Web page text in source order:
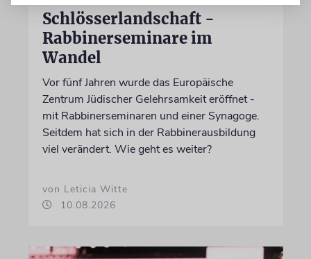
Schlösserlandschaft -
Rabbinerseminare im
Wandel
Vor fünf Jahren wurde das Europäische
Zentrum Jüdischer Gelehrsamkeit eröffnet -
mit Rabbinerseminaren und einer Synagoge.
Seitdem hat sich in der Rabbinerausbildung
viel verändert. Wie geht es weiter?
von Leticia Witte
10.08.2026